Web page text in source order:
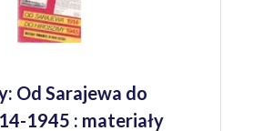
Od Sarajewa do
1945 : materiały